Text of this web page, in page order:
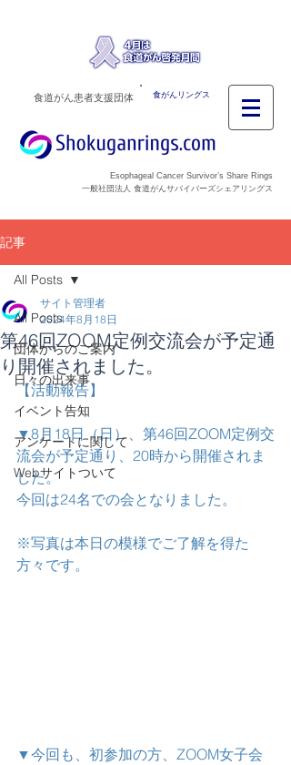
食がんリングス
食道がん患者支援団体
Esophageal Cancer Survivor’s Share Rings
一般社団法人 食道がんサバイバーズシェアリングス
記事
All Posts
団体からのご案内
日々の出来事
イベント告知
アンケートに関して
Webサイトついて
All Posts
第46回ZOOM定例交流会が予定通
り開催されました。
サイト管理者
2024年8月18日
【活動報告】
▼8月18日（日）、第46回ZOOM定例交
流会が予定通り、20時から開催されま
した。
今回は24名での会となりました。
※写真は本日の模様でご了解を得た
方々です。
▼今回も、初参加の方、ZOOM女子会